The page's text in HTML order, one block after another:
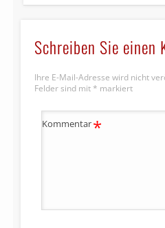
Schreiben Sie einen
Ihre E-Mail-Adresse wird nicht
Felder sind mit * markiert
Kommentar*